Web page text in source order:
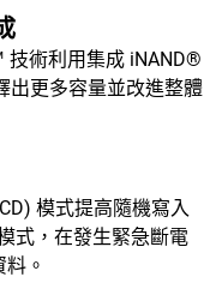
技術利用集成 iNAND®
出更多容量並改進整體
模式提高隨機寫入
式，在發生緊急斷電
。